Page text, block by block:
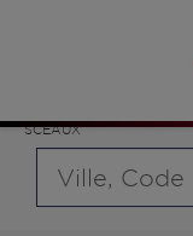
SCEAUX
bouteille souhaité
distributeur